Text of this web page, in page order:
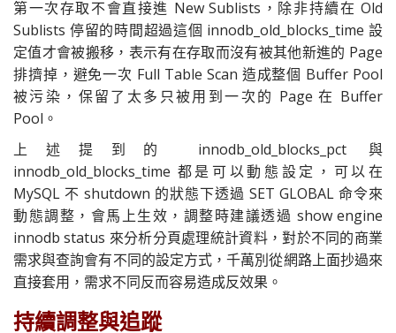
第一次存取不會直接進 New Sublists，除非持續在 Old
Sublists 停留的時間超過這個 innodb_old_blocks_time 設
定值才會被搬移，表示有在存取而沒有被其他新進的 Page
排擠掉，避免一次 Full Table Scan 造成整個 Buffer Pool
被污染，保留了太多只被用到一次的 Page 在 Buffer
Pool。
上述提到的 innodb_old_blocks_pct 與
innodb_old_blocks_time 都是可以動態設定，可以在
MySQL 不 shutdown 的狀態下透過 SET GLOBAL 命令來
動態調整，會馬上生效，調整時建議透過 show engine
innodb status 來分析分頁處理統計資料，對於不同的商業
需求與查詢會有不同的設定方式，千萬別從網路上面抄過來
直接套用，需求不同反而容易造成反效果。
持續調整與追蹤